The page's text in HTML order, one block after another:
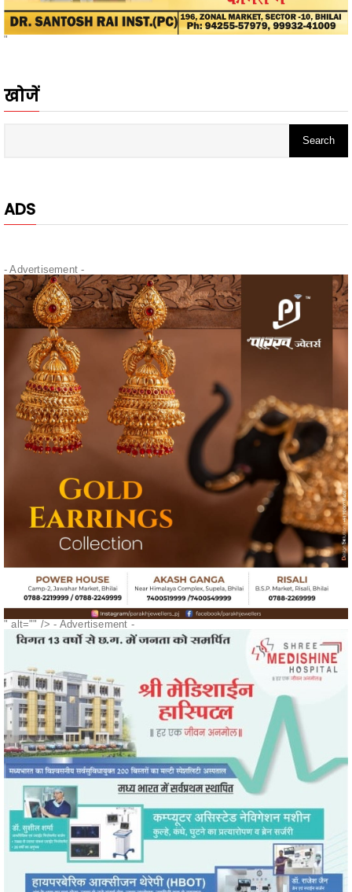
- Advertisement -
" alt="" />- Advertisement -